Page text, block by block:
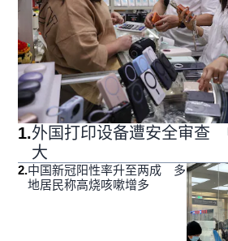
1.外国打印设备遭安全审查
大
2.中国新冠阳性率升至两成 多
地居民称高烧咳嗽增多